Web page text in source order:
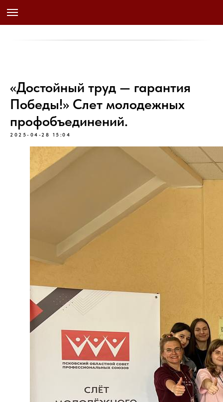
«Достойный труд — гарантия
Победы!» Слет молодежных
профобъединений.
2025-04-28 15:04